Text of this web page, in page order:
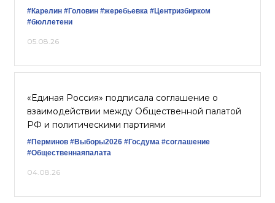
#Карелин #Головин #жеребьевка #Центризбирком
#бюллетени
05.08.26
«Единая Россия» подписала соглашение о
взаимодействии между Общественной палатой
РФ и политическими партиями
#Перминов #Выборы2026 #Госдума #соглашение
#Общественнаяпалата
04.08.26